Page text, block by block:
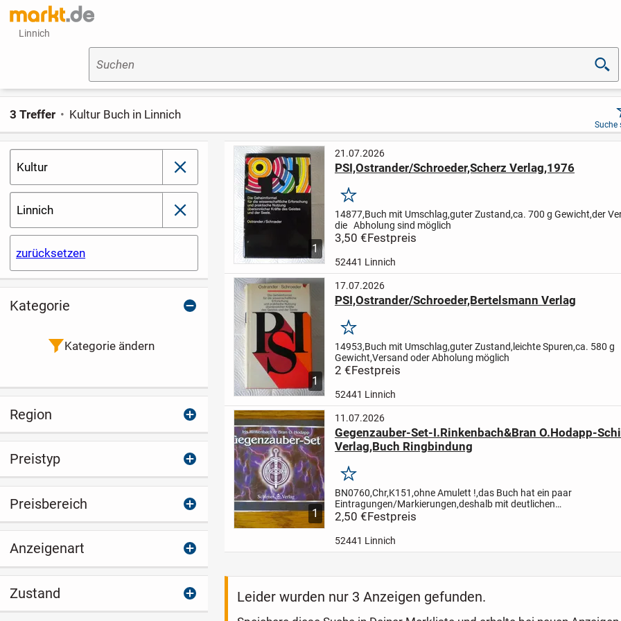
Linnich
Suchen
Kultur schließen
Linnich schließen
zurücksetzen
3 Treffer Kultur Buch in Linnich
Suche
1
21.07.2026
PSI,Ostrander/Schroeder,Scherz Verlag,1976
Merken
14877,Buch mit Umschlag,guter Zustand,ca. 700 g Gewicht,der
die Abholung sind möglich
3,50 €Festpreis
52441 Linnich
1
17.07.2026
PSI,Ostrander/Schroeder,Bertelsmann Verlag
Merken
14953,Buch mit Umschlag,guter Zustand,leichte Spuren,ca. 580 g
Gewicht,Versand oder Abholung möglich
2 €Festpreis
52441 Linnich
1
11.07.2026
Gegenzauber-Set-I.Rinkenbach&Bran O.Hodapp-
Verlag,Buch Ringbindung
Merken
BN0760,Chr,K151,ohne Amulett !,das Buch hat ein paar
Eintragungen/Markierungen,deshalb mit deutlichen
Gebrauchsspuren,Zustand 3,ansonsten wäre das Buch in gutem
Zustand,Versandkosten 1,50 €
2,50 €Festpreis
52441 Linnich
Leider wurden nur 3 Anzeigen gefunden.
Kategorie
Kategorie ändern
Region
Preistyp
Preisbereich
Anzeigenart
Zustand